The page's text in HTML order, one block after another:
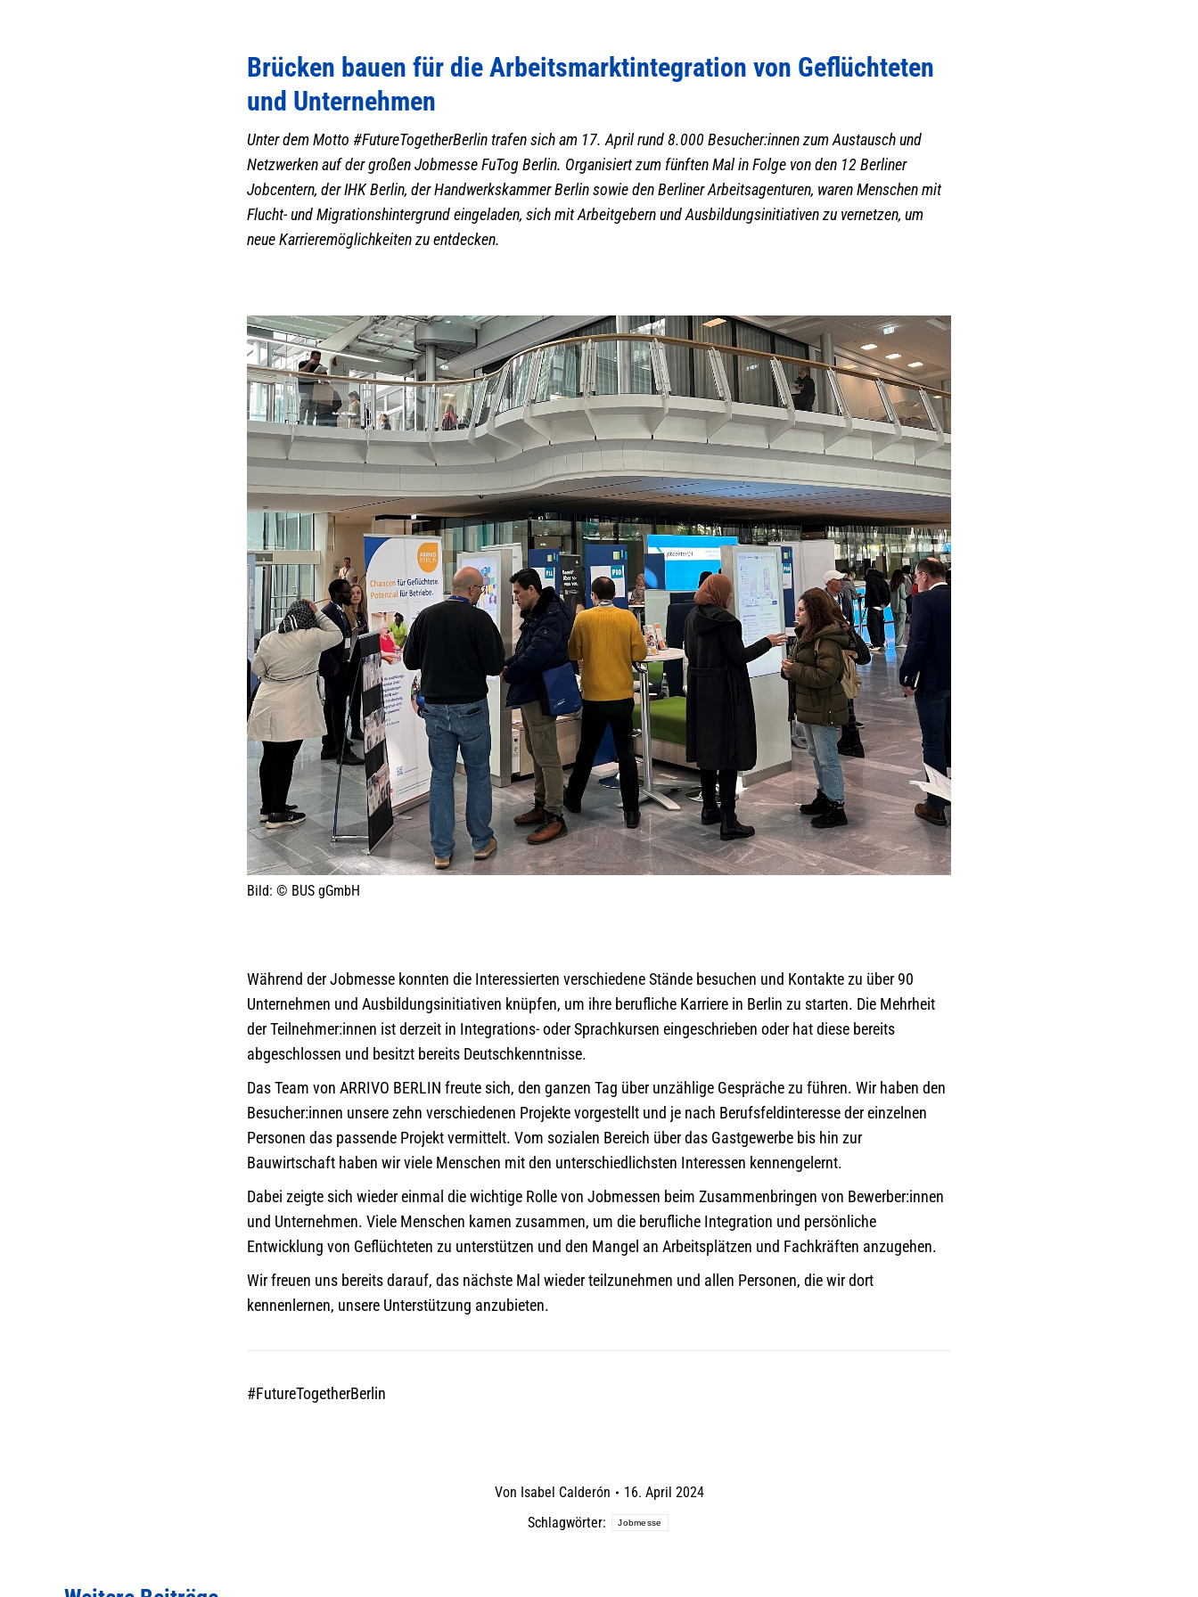
Brücken bauen für die Arbeitsmarktintegration von Geflüchteten
und Unternehmen
Unter dem Motto #FutureTogetherBerlin trafen sich am 17. April rund 8.000 Besucher:innen zum Austausch und
Netzwerken auf der großen Jobmesse FuTog Berlin. Organisiert zum fünften Mal in Folge von den 12 Berliner
Jobcentern, der IHK Berlin, der Handwerkskammer Berlin sowie den Berliner Arbeitsagenturen, waren Menschen mit
Flucht- und Migrationshintergrund eingeladen, sich mit Arbeitgebern und Ausbildungsinitiativen zu vernetzen, um
neue Karrieremöglichkeiten zu entdecken.
Bild: © BUS gGmbH
Während der Jobmesse konnten die Interessierten verschiedene Stände besuchen und Kontakte zu über 90
Unternehmen und Ausbildungsinitiativen knüpfen, um ihre berufliche Karriere in Berlin zu starten. Die Mehrheit
der Teilnehmer:innen ist derzeit in Integrations- oder Sprachkursen eingeschrieben oder hat diese bereits
abgeschlossen und besitzt bereits Deutschkenntnisse.
Das Team von ARRIVO BERLIN freute sich, den ganzen Tag über unzählige Gespräche zu führen. Wir haben den
Besucher:innen unsere zehn verschiedenen Projekte vorgestellt und je nach Berufsfeldinteresse der einzelnen
Personen das passende Projekt vermittelt. Vom sozialen Bereich über das Gastgewerbe bis hin zur
Bauwirtschaft haben wir viele Menschen mit den unterschiedlichsten Interessen kennengelernt.
Dabei zeigte sich wieder einmal die wichtige Rolle von Jobmessen beim Zusammenbringen von Bewerber:innen
und Unternehmen. Viele Menschen kamen zusammen, um die berufliche Integration und persönliche
Entwicklung von Geflüchteten zu unterstützen und den Mangel an Arbeitsplätzen und Fachkräften anzugehen.
Wir freuen uns bereits darauf, das nächste Mal wieder teilzunehmen und allen Personen, die wir dort
kennenlernen, unsere Unterstützung anzubieten.
#FutureTogetherBerlin
Von Isabel Calderón
16. April 2024
Schlagwörter:
Jobmesse